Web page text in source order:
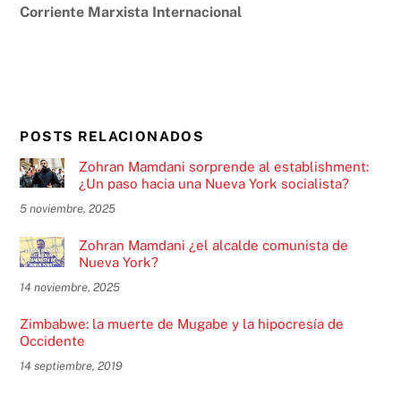
Corriente Marxista Internacional
POSTS RELACIONADOS
Zohran Mamdani sorprende al establishment:
¿Un paso hacia una Nueva York socialista?
5 noviembre, 2025
Zohran Mamdani ¿el alcalde comunista de
Nueva York?
14 noviembre, 2025
Zimbabwe: la muerte de Mugabe y la hipocresía de
Occidente
14 septiembre, 2019